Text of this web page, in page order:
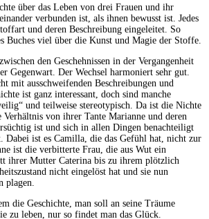
über das Leben von drei Frauen und ihr
verbunden ist, als ihnen bewusst ist. Jedes
und deren Beschreibung eingeleitet. So
Buches viel über die Kunst und Magie der Stoffe.
den Geschehnissen in der Vergangenheit
Gegenwart. Der Wechsel harmoniert sehr gut.
mit ausschweifenden Beschreibungen und
ist ganz interessant, doch sind manche
und teilweise stereotypisch. Da ist die Nichte
Verhältnis von ihrer Tante Marianne und deren
ist und sich in allen Dingen benachteiligt
Dabei ist es Camilla, die das Gefühl hat, nicht zur
ist die verbitterte Frau, die aus Wut ein
ihrer Mutter Caterina bis zu ihrem plötzlich
nicht eingelöst hat und sie nun
plagen.
die Geschichte, man soll an seine Träume
zu leben, nur so findet man das Glück.